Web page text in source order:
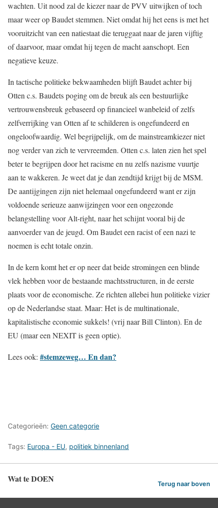
wachten. Uit nood zal de kiezer naar de PVV uitwijken of toch
maar weer op Baudet stemmen. Niet omdat hij het eens is met het
vooruitzicht van een natiestaat die teruggaat naar de jaren vijftig
of daarvoor, maar omdat hij tegen de macht aanschopt. Een
negatieve keuze.
In tactische politieke bekwaamheden blijft Baudet achter bij
Otten c.s. Baudets poging om de breuk als een bestuurlijke
vertrouwensbreuk gebaseerd op financieel wanbeleid of zelfs
zelfverrijking van Otten af te schilderen is ongefundeerd en
ongeloofwaardig. Wel begrijpelijk, om de mainstreamkiezer niet
nog verder van zich te vervreemden. Otten c.s. laten zien het spel
beter te begrijpen door het racisme en nu zelfs nazisme vuurtje
aan te wakkeren. Je weet dat je dan zendtijd krijgt bij de MSM.
De aantijgingen zijn niet helemaal ongefundeerd want er zijn
voldoende serieuze aanwijzingen voor een ongezonde
belangstelling voor Alt-right, naar het schijnt vooral bij de
aanvoerder van de jeugd. Om Baudet een racist of een nazi te
noemen is echt totale onzin.
In de kern komt het er op neer dat beide stromingen een blinde
vlek hebben voor de bestaande machtsstructuren, in de eerste
plaats voor de economische. Ze richten allebei hun politieke vizier
op de Nederlandse staat. Maar: Het is de multinationale,
kapitalistische economie sukkels! (vrij naar Bill Clinton). En de
EU (maar een NEXIT is geen optie).
Lees ook: #stemzeweg… En dan?
Categorieën: Geen categorie
Tags: Europa - EU, politiek binnenland
Wat te DOEN Terug naar boven